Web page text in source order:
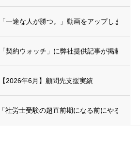
「一途な人が勝つ。」動画をアップしました
「契約ウォッチ」に弊社提供記事が掲載され
【2026年6月】顧問先支援実績
「社労士受験の超直前期になる前にやること